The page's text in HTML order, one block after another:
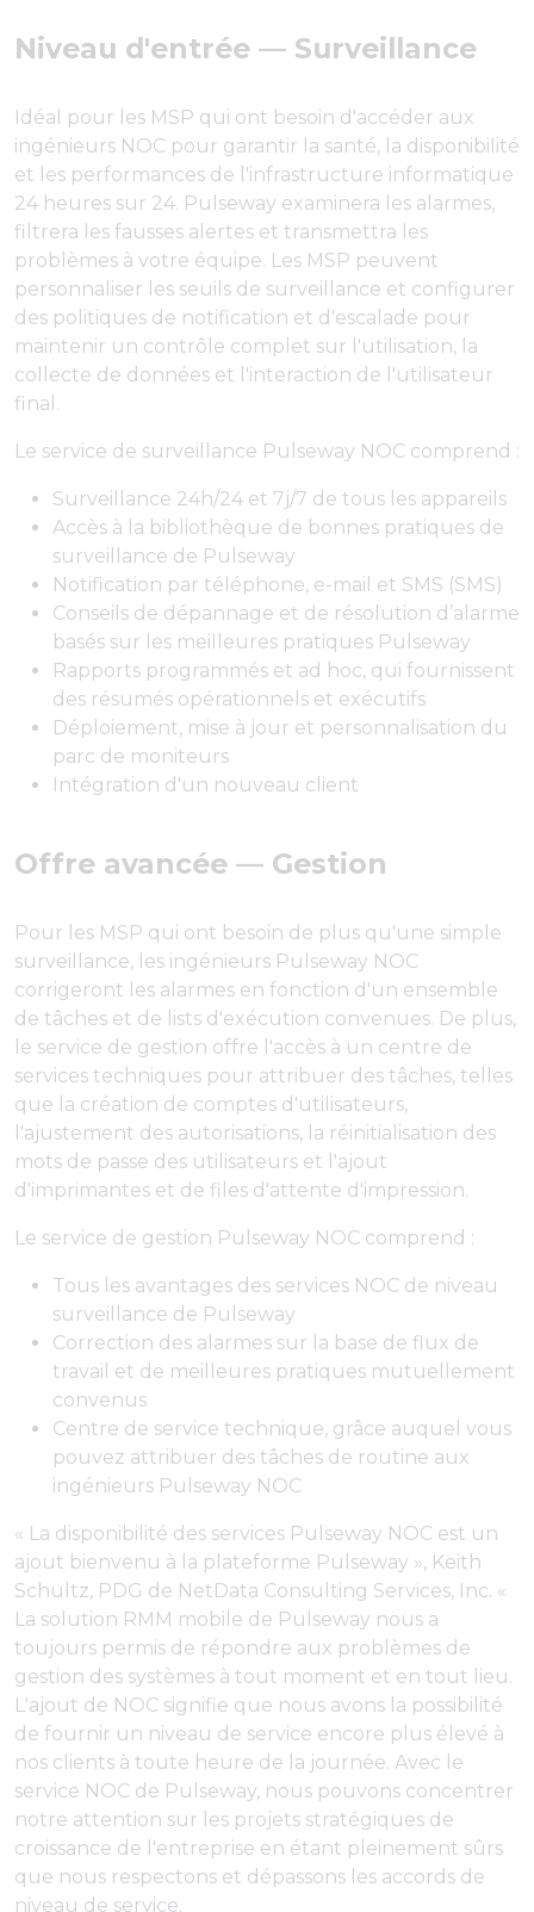
Niveau d'entrée — Surveillance
Idéal pour les MSP qui ont besoin d'accéder aux
ingénieurs NOC pour garantir la santé, la disponibilité
et les performances de l'infrastructure informatique
24 heures sur 24. Pulseway examinera les alarmes,
filtrera les fausses alertes et transmettra les
problèmes à votre équipe. Les MSP peuvent
personnaliser les seuils de surveillance et configurer
des politiques de notification et d'escalade pour
maintenir un contrôle complet sur l'utilisation, la
collecte de données et l'interaction de l'utilisateur
final.
Le service de surveillance Pulseway NOC comprend :
Surveillance 24h/24 et 7j/7 de tous les appareils
Accès à la bibliothèque de bonnes pratiques de
surveillance de Pulseway
Notification par téléphone, e-mail et SMS (SMS)
Conseils de dépannage et de résolution d’alarme
basés sur les meilleures pratiques Pulseway
Rapports programmés et ad hoc, qui fournissent
des résumés opérationnels et exécutifs
Déploiement, mise à jour et personnalisation du
parc de moniteurs
Intégration d'un nouveau client
Offre avancée — Gestion
Pour les MSP qui ont besoin de plus qu'une simple
surveillance, les ingénieurs Pulseway NOC
corrigeront les alarmes en fonction d'un ensemble
de tâches et de lists d'exécution convenues. De plus,
le service de gestion offre l'accès à un centre de
services techniques pour attribuer des tâches, telles
que la création de comptes d'utilisateurs,
l'ajustement des autorisations, la réinitialisation des
mots de passe des utilisateurs et l'ajout
d'imprimantes et de files d'attente d'impression.
Le service de gestion Pulseway NOC comprend :
Tous les avantages des services NOC de niveau
surveillance de Pulseway
Correction des alarmes sur la base de flux de
travail et de meilleures pratiques mutuellement
convenus
Centre de service technique, grâce auquel vous
pouvez attribuer des tâches de routine aux
ingénieurs Pulseway NOC
« La disponibilité des services Pulseway NOC est un
ajout bienvenu à la plateforme Pulseway », Keith
Schultz, PDG de NetData Consulting Services, Inc. «
La solution RMM mobile de Pulseway nous a
toujours permis de répondre aux problèmes de
gestion des systèmes à tout moment et en tout lieu.
L'ajout de NOC signifie que nous avons la possibilité
de fournir un niveau de service encore plus élevé à
nos clients à toute heure de la journée. Avec le
service NOC de Pulseway, nous pouvons concentrer
notre attention sur les projets stratégiques de
croissance de l'entreprise en étant pleinement sûrs
que nous respectons et dépassons les accords de
niveau de service.